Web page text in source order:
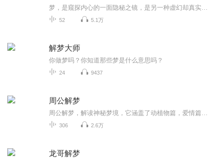
52 5.1万
解梦大师
你做梦吗？你知道那些梦是什么意思吗？
24 9437
周公解梦
306 2.6万
龙哥解梦